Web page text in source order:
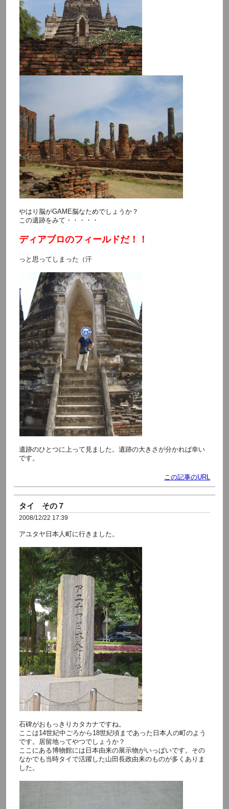
やはり脳がGAME脳なためでしょうか？
この遺跡をみて・・・・・
ディアブロのフィールドだ！！
っと思ってしまった（汗
遺跡のひとつに上って見ました。遺跡の大きさが分かれば幸い
です。
この記事のURL
タイ その７
2008/12/22 17:39
アユタヤ日本人町に行きました。
石碑がおもっきりカタカナですね。
ここは14世紀中ごろから18世紀頃まであった日本人の町のよう
です。居留地ってやつでしょうか？
ここにある博物館には日本由来の展示物がいっぱいです。その
なかでも当時タイで活躍した山田長政由来のものが多くありま
した。